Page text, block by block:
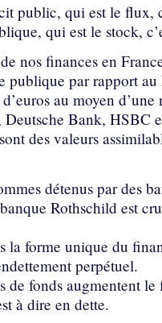
public, qui est le flux,
qui est le stock,
nos finances en
publique par rapport au
au moyen
Bank, HSBC
des valeurs
détenus par des
Rothschild est
la forme unique du
perpétuel.
de fonds augmentent
à dire en dette.